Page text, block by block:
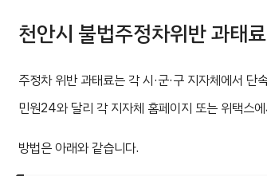
천안시 불법주정차위반 과태료
주정차 위반 과태료는 각 시·군·구 지자체에서
민원24와 달리 각 지자체 홈페이지 또는 위택스
방법은 아래와 같습니다.